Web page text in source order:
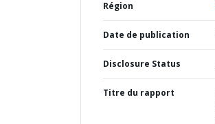
Région
Date de publication
Disclosure Status
Titre du rapport